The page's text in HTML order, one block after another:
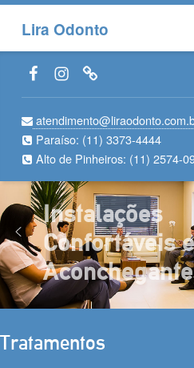
Lira Odonto
Facebook LiraOdonto
Instagram LiraOdonto
Site LiraOdonto
Paraíso: (11) 3373-4444
Alto de Pinheiros: (11) 2574-
Instalações
Confortáveis e
Tratamentos